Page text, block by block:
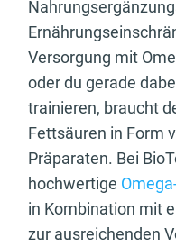
Versorgung mit
oder du gerade
trainieren, braucht
Fettsäuren in Form
Präparaten. Bei
hochwertige
in Kombination mit
zur ausreichenden